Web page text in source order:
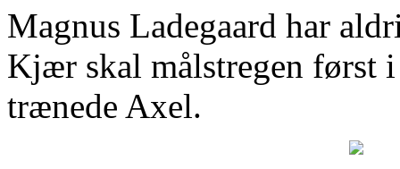
Magnus Ladegaard har
Kjær skal målstregen først
trænede Axel.